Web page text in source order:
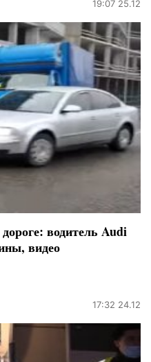
19:07 25.12
водитель Audi
видео
17:32 24.12